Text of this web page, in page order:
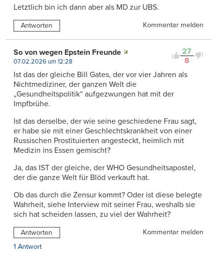
Letztlich bin ich dann aber als MD zur UBS.
Antworten Kommentar melden
27
8
So von wegen Epstein Freunde
07.02.2026 um 12:28
Ist das der gleiche Bill Gates, der vor vier Jahren als
Nichtmediziner, der ganzen Welt die
„Gesundheitspolitik“ aufgezwungen hat mit der
Impfbrühe.
Ist das derselbe, der wie seine geschiedene Frau sagt,
er habe sie mit einer Geschlechtskrankheit von einer
Russischen Prostituierten angesteckt, heimlich mit
Medizin ins Essen gemischt?
Ja, das IST der gleiche, der WHO Gesundheitsapostel,
der die ganze Welt für Blöd verkauft hat.
Ob das durch die Zensur kommt? Oder ist diese belegte
Wahrheit, siehe Interview mit seiner Frau, weshalb sie
sich hat scheiden lassen, zu viel der Wahrheit?
Antworten
Kommentar melden
1 Antwort